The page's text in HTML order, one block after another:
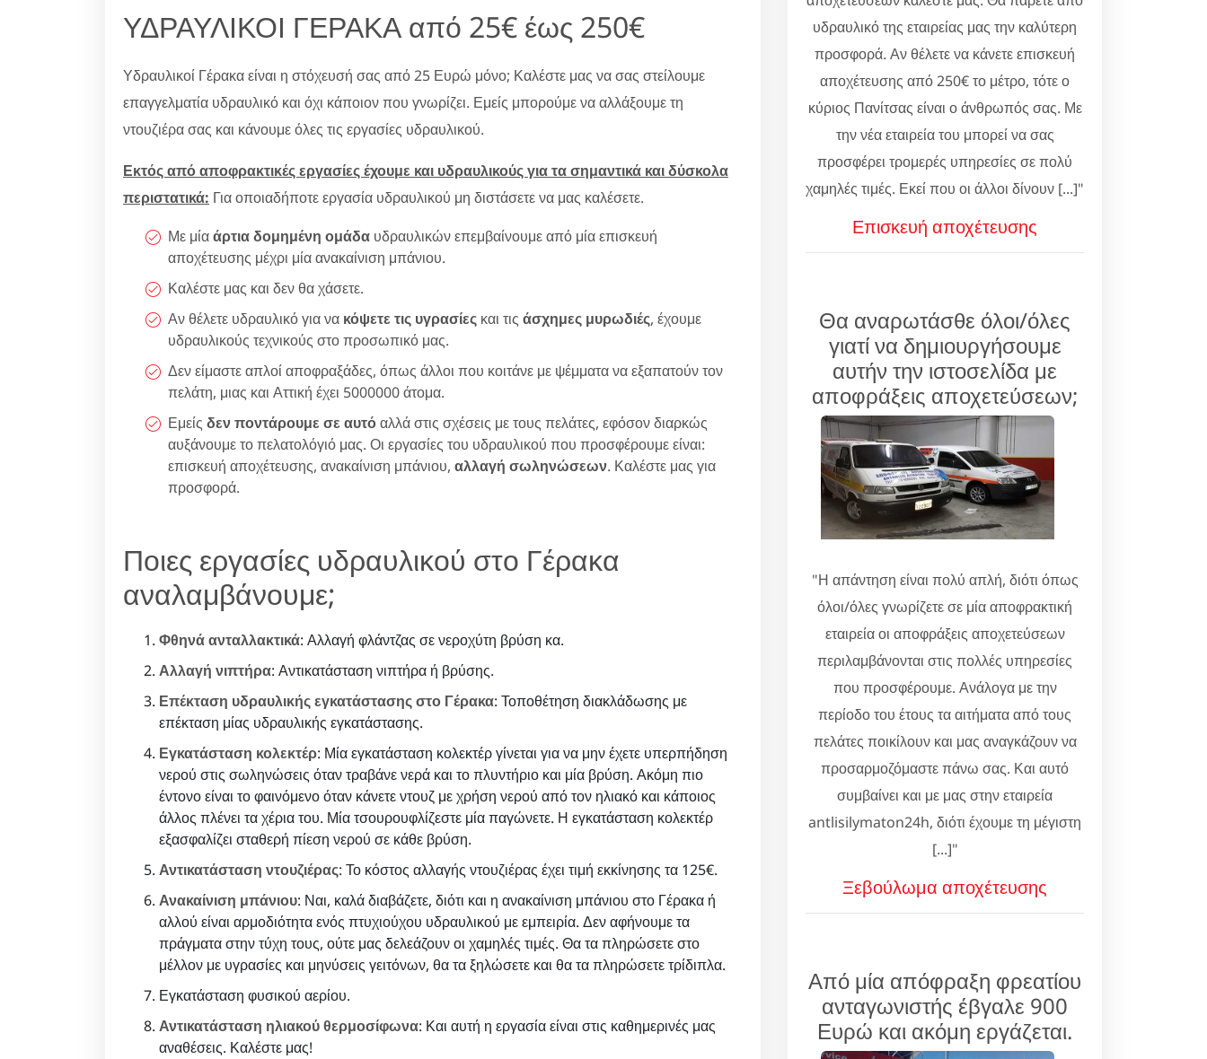
ΥΔΡΑΥΛΙΚΟΙ ΓΕΡΑΚΑ από 25€ έως 250€
Υδραυλικοί Γέρακα είναι η στόχευσή σας από 25 Ευρώ μόνο; Καλέστε μας να σας στείλουμε
επαγγελματία υδραυλικό και όχι κάποιον που γνωρίζει. Εμείς μπορούμε να αλλάξουμε τη
ντουζιέρα σας και κάνουμε όλες τις εργασίες υδραυλικού.
Εκτός από αποφρακτικές εργασίες έχουμε και υδραυλικούς για τα σημαντικά και δύσκολα
περιστατικά: Για οποιαδήποτε εργασία υδραυλικού μη διστάσετε να μας καλέσετε.
Με μίαάρτια δομημένη ομάδα υδραυλικών επεμβαίνουμε από μία επισκευή
αποχέτευσης μέχρι μία ανακαίνιση μπάνιου.
Καλέστε μας και δεν θα χάσετε.
Αν θέλετε υδραυλικό για να κόψετε τις υγρασίες και τις άσχημες μυρωδιές, έχουμε
υδραυλικούς τεχνικούς στο προσωπικό μας.
Δεν είμαστε απλοί αποφραξάδες, όπως άλλοι που κοιτάνε με ψέμματα να εξαπατούν τον
πελάτη, μιας και Αττική έχει 5000000 άτομα.
Εμείς δεν ποντάρουμε σε αυτόαλλά στις σχέσεις με τους πελάτες, εφόσον διαρκώς
αυξάνουμε το πελατολόγιό μας. Οι εργασίες του υδραυλικού που προσφέρουμε είναι:
επισκευή αποχέτευσης, ανακαίνιση μπάνιου, αλλαγή σωληνώσεων. Καλέστε μας για
προσφορά.
Ποιες εργασίες υδραυλικού στο Γέρακα
αναλαμβάνουμε;
Φθηνά ανταλλακτικά: Αλλαγή φλάντζας σε νεροχύτη βρύση κα.
Αλλαγή νιπτήρα: Αντικατάσταση νιπτήρα ή βρύσης.
Επέκταση υδραυλικής εγκατάστασης στο Γέρακα: Τοποθέτηση διακλάδωσης με
επέκταση μίας υδραυλικής εγκατάστασης.
Εγκατάσταση κολεκτέρ: Μία εγκατάσταση κολεκτέρ γίνεται για να μην έχετε υπερπήδηση
νερού στις σωληνώσεις όταν τραβάνε νερά και το πλυντήριο και μία βρύση. Ακόμη πιο
έντονο είναι το φαινόμενο όταν κάνετε ντουζ με χρήση νερού από τον ηλιακό και κάποιος
άλλος πλένει τα χέρια του. Μία τσουρουφλίζεστε μία παγώνετε. Η εγκατάσταση κολεκτέρ
εξασφαλίζει σταθερή πίεση νερού σε κάθε βρύση.
Αντικατάσταση ντουζιέρας: Το κόστος αλλαγής ντουζιέρας έχει τιμή εκκίνησης τα 125€.
Ανακαίνιση μπάνιου: Ναι, καλά διαβάζετε, διότι και η ανακαίνιση μπάνιου στο Γέρακα ή
αλλού είναι αρμοδιότητα ενός πτυχιούχου υδραυλικού με εμπειρία. Δεν αφήνουμε τα
πράγματα στην τύχη τους, ούτε μας δελεάζουν οι χαμηλές τιμές. Θα τα πληρώσετε στο
μέλλον με υγρασίες και μηνύσεις γειτόνων, θα τα ξηλώσετε και θα τα πληρώσετε τρίδιπλα.
Εγκατάσταση φυσικού αερίου.
Αντικατάσταση ηλιακού θερμοσίφωνα: Και αυτή η εργασία είναι στις καθημερινές μας
αναθέσεις. Καλέστε μας!
υδραυλικό της εταιρείας μας την καλύτερη
προσφορά. Αν θέλετε να κάνετε επισκευή
αποχέτευσης από 250€ το μέτρο, τότε ο
κύριος Πανίτσας είναι ο άνθρωπός σας. Με
την νέα εταιρεία του μπορεί να σας
προσφέρει τρομερές υπηρεσίες σε πολύ
χαμηλές τιμές. Εκεί που οι άλλοι δίνουν [...]"
Επισκευή αποχέτευσης
Θα αναρωτάσθε όλοι/όλες
γιατί να δημιουργήσουμε
αυτήν την ιστοσελίδα με
αποφράξεις αποχετεύσεων;
"Η απάντηση είναι πολύ απλή, διότι όπως
όλοι/όλες γνωρίζετε σε μία αποφρακτική
εταιρεία οι αποφράξεις αποχετεύσεων
περιλαμβάνονται στις πολλές υπηρεσίες
που προσφέρουμε. Ανάλογα με την
περίοδο του έτους τα αιτήματα από τους
πελάτες ποικίλουν και μας αναγκάζουν να
προσαρμοζόμαστε πάνω σας. Και αυτό
συμβαίνει και με μας στην εταιρεία
antlisilymaton24h, διότι έχουμε τη μέγιστη
[...]"
Ξεβούλωμα αποχέτευσης
Από μία απόφραξη φρεατίου
ανταγωνιστής έβγαλε 900
Ευρώ και ακόμη εργάζεται.